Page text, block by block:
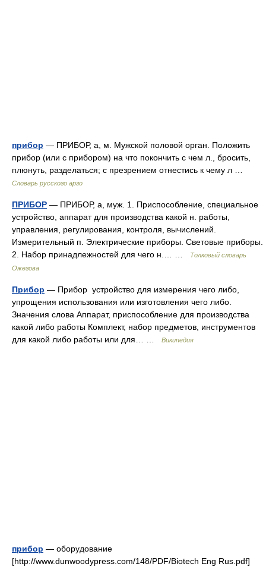
прибор — ПРИБОР, а, м. Мужской половой орган. Положить
прибор (или с прибором) на что покончить с чем л., бросить,
плюнуть, разделаться; с презрением отнестись к чему л …
Словарь русского арго
ПРИБОР — ПРИБОР, а, муж. 1. Приспособление, специальное
устройство, аппарат для производства какой н. работы,
управления, регулирования, контроля, вычислений.
Измерительный п. Электрические приборы. Световые приборы.
2. Набор принадлежностей для чего н.… …
Толковый словарь
Ожегова
Прибор — Прибор устройство для измерения чего либо,
упрощения использования или изготовления чего либо.
Значения слова Аппарат, приспособление для производства
какой либо работы Комплект, набор предметов, инструментов
для какой либо работы или для… …
Википедия
прибор — оборудование
[http://www.dunwoodypress.com/148/PDF/Biotech Eng Rus.pdf]